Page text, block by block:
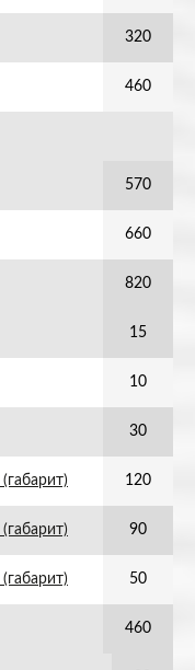
320
460
570
660
820
15
10
30
120
90
50
460